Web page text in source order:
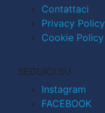
Contattaci
Privacy Policy
Cookie Policy
SEGUICI SU
Instagram
FACEBOOK